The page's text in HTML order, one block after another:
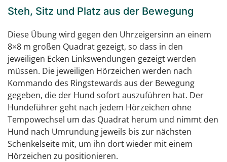
Steh, Sitz und Platz aus der Bewegung
Diese Übung wird gegen den Uhrzeigersinn an einem
8×8 m großen Quadrat gezeigt, so dass in den
jeweiligen Ecken Linkswendungen gezeigt werden
müssen. Die jeweiligen Hörzeichen werden nach
Kommando des Ringstewards aus der Bewegung
gegeben, die der Hund sofort auszuführen hat. Der
Hundeführer geht nach jedem Hörzeichen ohne
Tempowechsel um das Quadrat herum und nimmt den
Hund nach Umrundung jeweils bis zur nächsten
Schenkelseite mit, um ihn dort wieder mit einem
Hörzeichen zu positionieren.